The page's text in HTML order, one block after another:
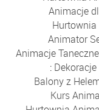
Animacje
Animator
Animacje Taneczne
:
Balony z
Kurs